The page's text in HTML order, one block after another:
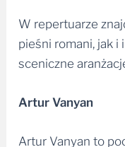
W repertuarze
pieśni romani, jak
sceniczne
Artur Vanyan
Artur Vanyan to